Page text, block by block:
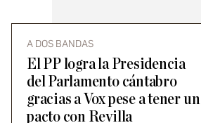
A DOS BANDAS
El PP logra la Presidencia
del Parlamento cántabro
gracias a Vox pese a tener un
pacto con Revilla